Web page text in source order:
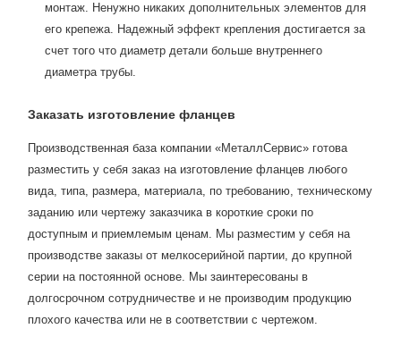
монтаж. Ненужно никаких дополнительных элементов для
его крепежа. Надежный эффект крепления достигается за
счет того что диаметр детали больше внутреннего
диаметра трубы.
Заказать изготовление фланцев
Производственная база компании «МеталлСервис» готова
разместить у себя заказ на изготовление фланцев любого
вида, типа, размера, материала, по требованию, техническому
заданию или чертежу заказчика в короткие сроки по
доступным и приемлемым ценам. Мы разместим у себя на
производстве заказы от мелкосерийной партии, до крупной
серии на постоянной основе. Мы заинтересованы в
долгосрочном сотрудничестве и не производим продукцию
плохого качества или не в соответствии с чертежом.